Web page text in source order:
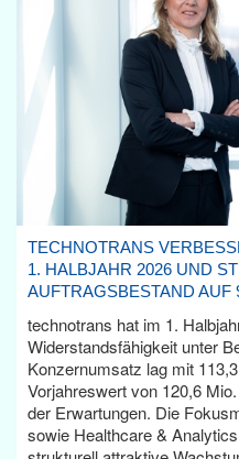
TECHNOTRANS
1. HALBJAHR 2026 UND
AUFTRAGSBESTAND AUF
technotrans hat im 1.
Widerstandsfähigkeit unter
Konzernumsatz lag mit
Vorjahreswert von 120,6
der Erwartungen. Die
sowie Healthcare &